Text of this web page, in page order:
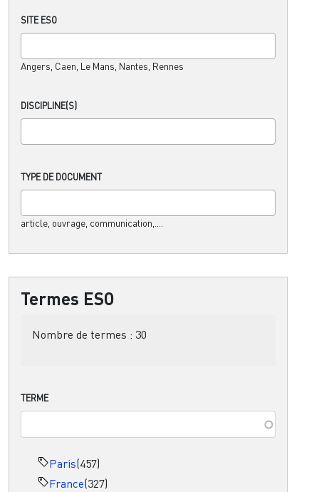
SITE ESO
Angers, Caen, Le Mans, Nantes, Rennes
DISCIPLINE(S)
TYPE DE DOCUMENT
article, ouvrage, communication,....
Termes ESO
Nombre de termes : 30
TERME
Paris(457)
France(327)